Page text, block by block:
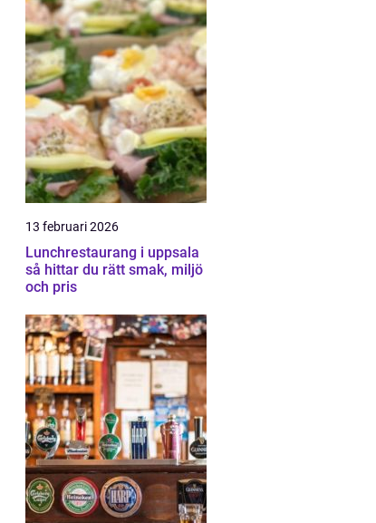
13 februari 2026
Lunchrestaurang i uppsala
så hittar du rätt smak, miljö
och pris